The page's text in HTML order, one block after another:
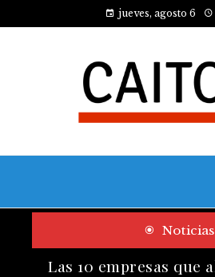
jueves, agosto 6
Noticias